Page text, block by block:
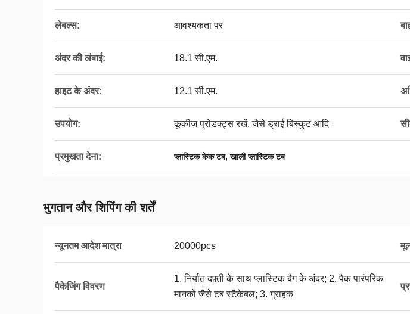
लेबल्स: आवश्यकता पर
अंदर की लंबाई: 18.1 सी.एम.
हाइट के अंदर: 12.1 सी.एम.
उपयोग: कूकीज प्रोडक्ट्स रखें, जैसे ड्राई बिस्कुट आदि।
प्रमुखता देना: प्लास्टिक केक टब,खाली प्लास्टिक टब
भुगतान और शिपिंग की शर्तें
न्यूनतम आदेश मात्रा 20000pcs
पैकेजिंग विवरण
1. निर्यात दफ़्ती के साथ प्लास्टिक बैग के अंदर; 2. पैक पारंपरिक
मानकों जैसे टब स्टैकेबल; 3. ग्राहक